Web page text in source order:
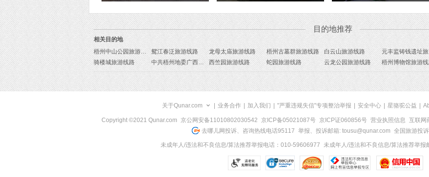
目的地推荐
相关目的地
梧州中山公园旅游线路
鸳江春泛旅游线路 龙母太庙旅游线路 梧州古墓群旅游线路 白云山旅游线路
骑楼城旅游线路
中共梧州地委广西特委旧址旅游线路 西竺园旅游线路 蛇园旅游线路 云龙公园旅游线路 梧州博物馆旅游
关于Qunar.com 业务合作 加入我们 "严重违规失信"专项整治举报 安全中心 星骆驼公益
Copyright ©2021 Qunar.com 京公网安备11010802030542 京ICP备05021087号 京ICP证060856号 营业执照信息 互联网
去哪儿网投诉、咨询热线电话95117 举报、投诉邮箱: tousu@qunar.com 全国旅游投
未成年人/违法和不良信息/算法推荐举报电话：010-59606977 未成年人/违法和不良信息/算法推荐举报